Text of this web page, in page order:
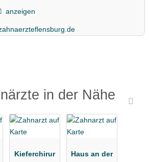
anzeigen
in der Nähe
Kieferchirur
Haus an der